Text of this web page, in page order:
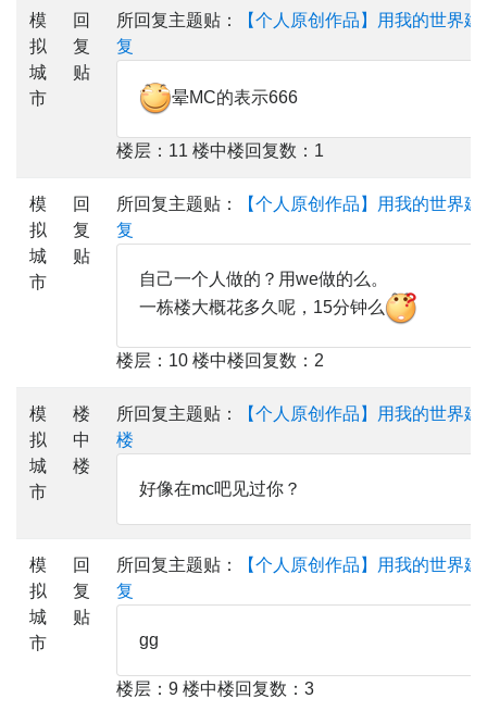
模
拟
城
市
回
复
贴
所回复主题贴：
【个人原创作品】用我的世界
复
晕MC的表示666
楼层：11 楼中楼回复数：1
模
拟
城
市
回
复
贴
所回复主题贴：
【个人原创作品】用我的世界
复
自己一个人做的？用we做的么。
一栋楼大概花多久呢，15分钟么
楼层：10 楼中楼回复数：2
模
拟
城
市
楼
中
楼
所回复主题贴：
【个人原创作品】用我的世界
楼
好像在mc吧见过你？
模
拟
城
市
回
复
贴
所回复主题贴：
【个人原创作品】用我的世界
复
gg
楼层：9 楼中楼回复数：3